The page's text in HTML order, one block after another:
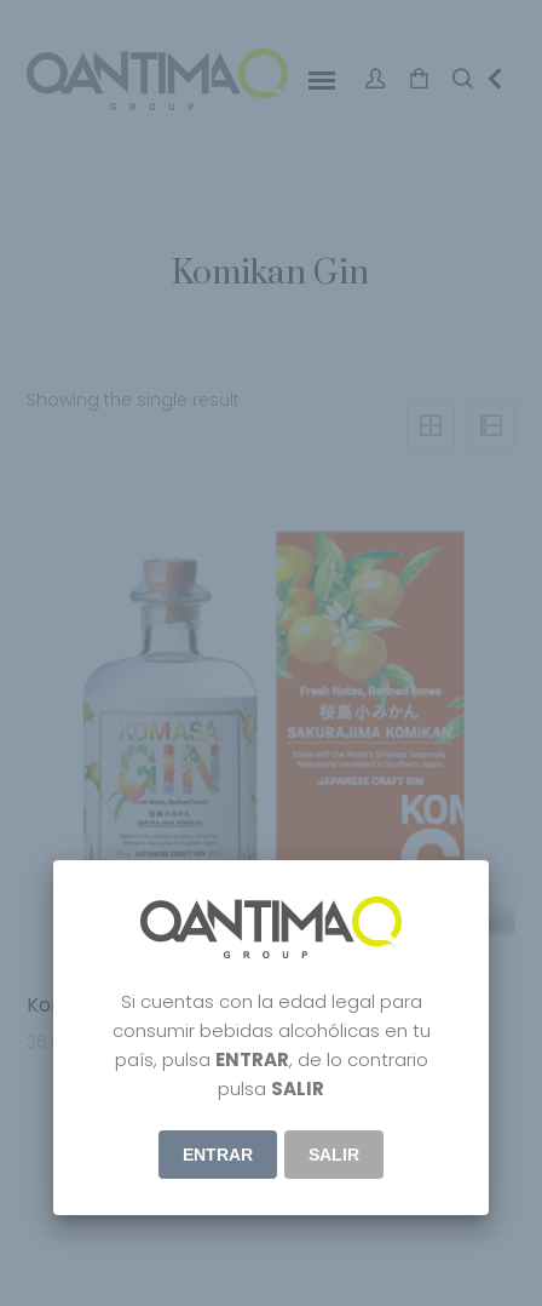
Komikan Gin
Showing the single result
Komasa Komikan Japanese Craft Gin
36.95
Si cuentas con la edad legal para
consumir bebidas alcohólicas en tu
país, pulsa ENTRAR, de lo contrario
pulsa SALIR
ENTRAR SALIR